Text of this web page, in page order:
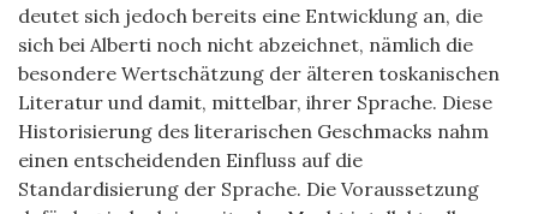
deutet sich jedoch bereits eine Entwicklung an, die
sich bei Alberti noch nicht abzeichnet, nämlich die
besondere Wertschätzung der älteren toskanischen
Literatur und damit, mittelbar, ihrer Sprache. Diese
Historisierung des literarischen Geschmacks nahm
einen entscheidenden Einfluss auf die
Standardisierung der Sprache. Die Voraussetzung